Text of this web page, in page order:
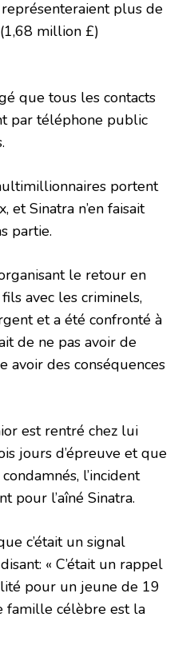
plus de
million £)
que tous les contacts
par téléphone public
portent
et Sinatra n’en faisait
partie.
le retour en
avec les criminels,
et a été confronté à
de ne pas avoir de
avoir des conséquences
est rentré chez lui
jours d’épreuve et que
l’incident
pour l’aîné Sinatra.
c’était un signal
« C’était un rappel
pour un jeune de 19
famille célèbre est la